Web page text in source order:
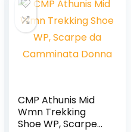
CMP Athunis Mid
Wmn Trekking
Shoe WP, Scarpe